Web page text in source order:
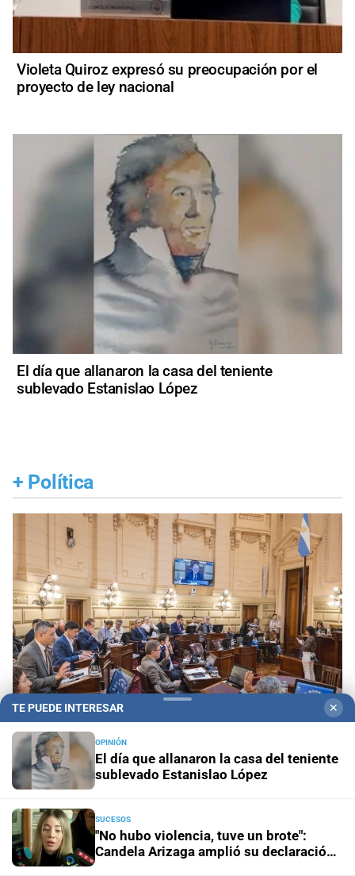
Violeta Quiroz expresó su preocupación por el
proyecto de ley nacional
El día que allanaron la casa del teniente
sublevado Estanislao López
+ Política
Media sanción para la emergencia El Senado
abrió el paraguas antes de que llegue El Niño
Media sanciónAvanzó en el Senado un proyecto para la
participación ciudadana prometida por la Reforma 2025
TE PUEDE INTERESAR ✕
OPINIÓN
El día que allanaron la casa del teniente
sublevado Estanislao López
SUCESOS
"No hubo violencia, tuve un brote":
Candela Arizaga amplió su declaración